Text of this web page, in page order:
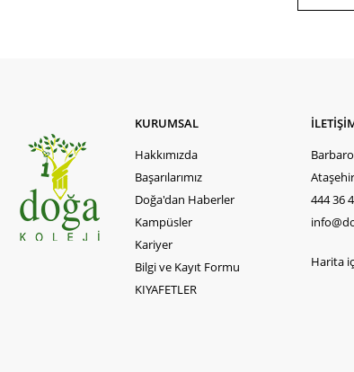
KURUMSAL
Hakkımızda
Başarılarımız
Doğa'dan Haberler
Kampüsler
Kariyer
Bilgi ve Kayıt Formu
KIYAFETLER
444 36
Harita